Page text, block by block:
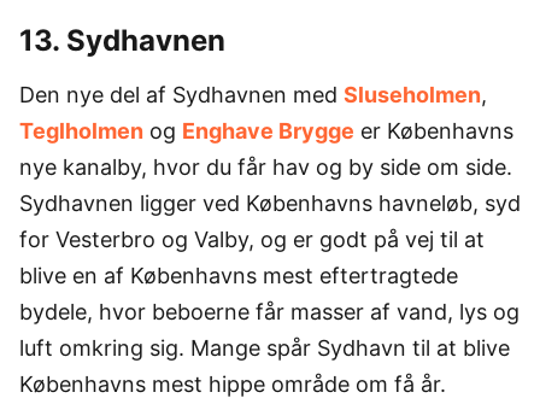
13. Sydhavnen
Den nye del af Sydhavnen med Sluseholmen,
Teglholmen og Enghave Brygge er Københavns
nye kanalby, hvor du får hav og by side om side.
Sydhavnen ligger ved Københavns havneløb, syd
for Vesterbro og Valby, og er godt på vej til at
blive en af Københavns mest eftertragtede
bydele, hvor beboerne får masser af vand, lys og
luft omkring sig. Mange spår Sydhavn til at blive
Københavns mest hippe område om få år.